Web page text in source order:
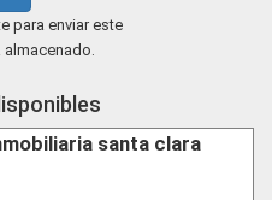
para enviar este
almacenado.
santa clara